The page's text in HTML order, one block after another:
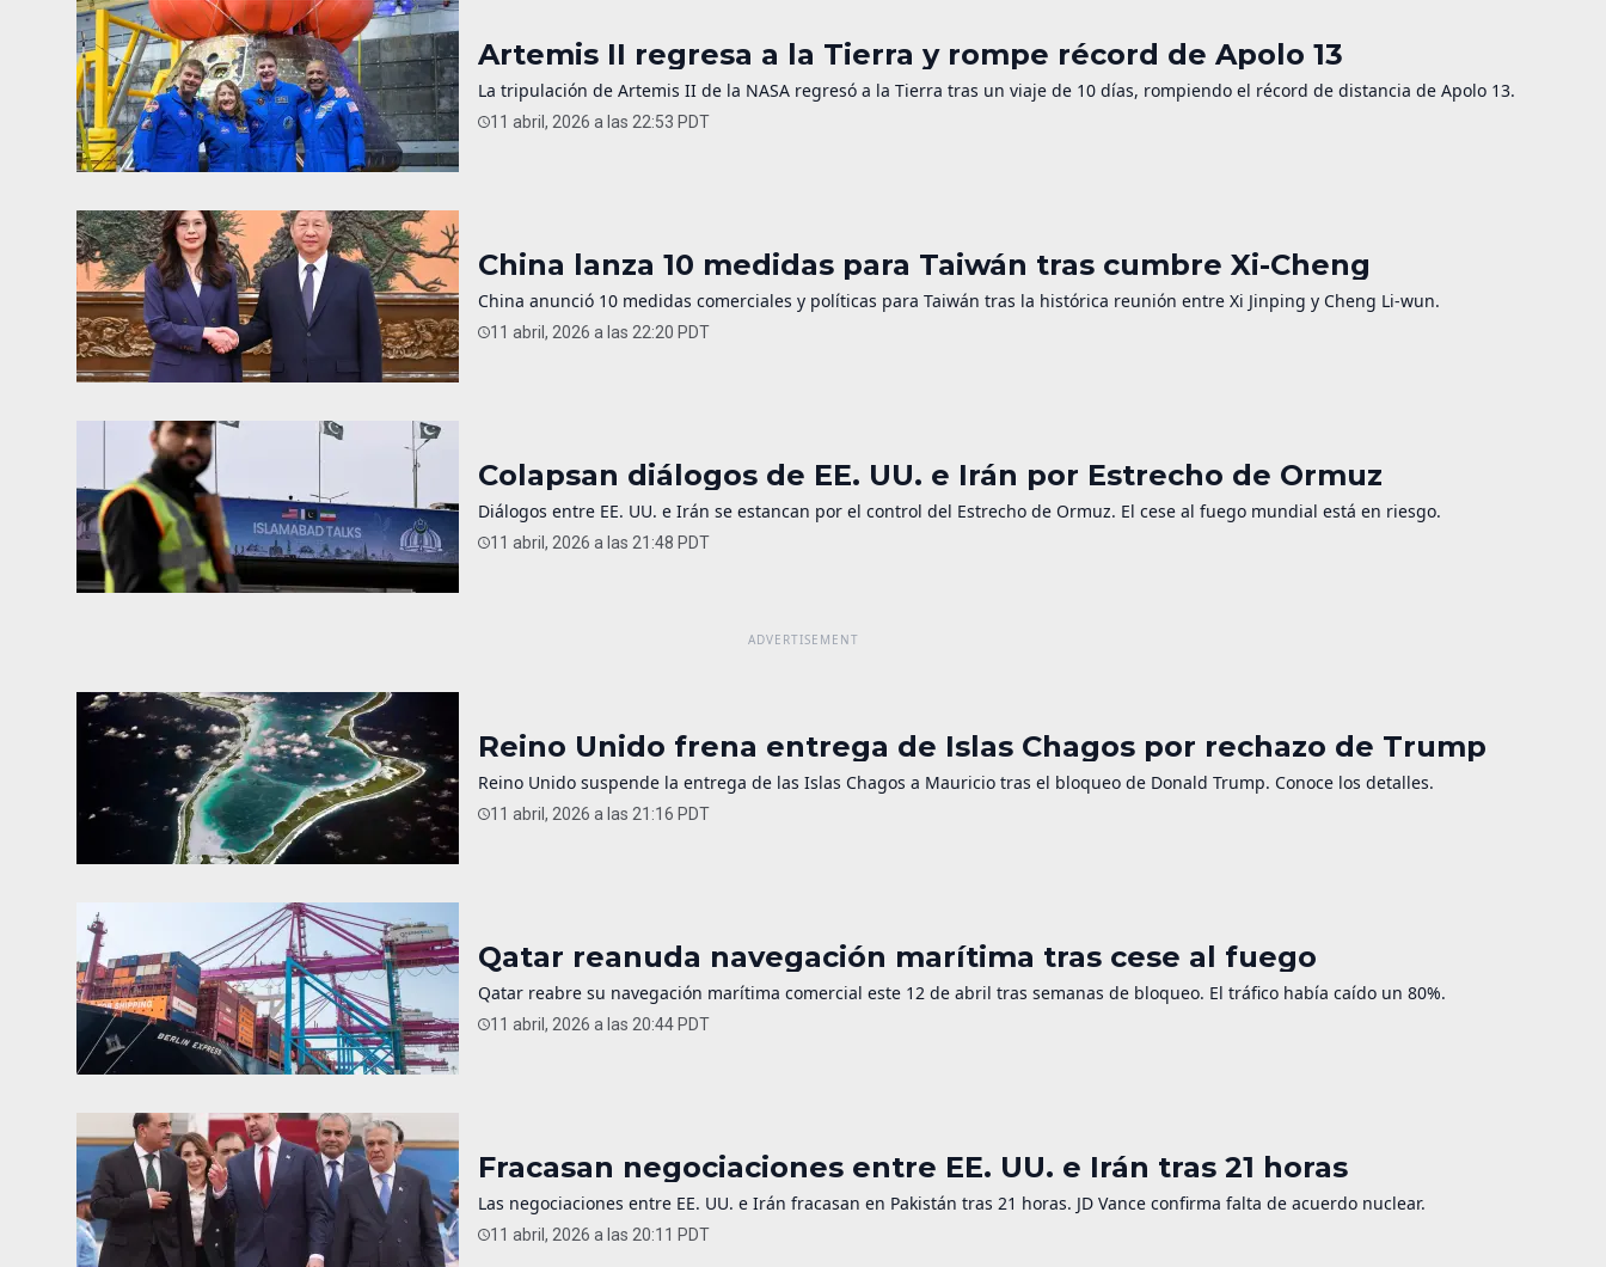
Artemis II regresa a la Tierra y rompe récord de Apolo 13
La tripulación de Artemis II de la NASA regresó a la Tierra tras un viaje de 10 días, rompiendo el récord de distancia de Apolo 13.
11 abril, 2026 a las 22:53 PDT
China lanza 10 medidas para Taiwán tras cumbre Xi-Cheng
China anunció 10 medidas comerciales y políticas para Taiwán tras la histórica reunión entre Xi Jinping y Cheng Li-wun.
11 abril, 2026 a las 22:20 PDT
Colapsan diálogos de EE. UU. e Irán por Estrecho de Ormuz
Diálogos entre EE. UU. e Irán se estancan por el control del Estrecho de Ormuz. El cese al fuego mundial está en riesgo.
11 abril, 2026 a las 21:48 PDT
Reino Unido frena entrega de Islas Chagos por rechazo de Trump
Reino Unido suspende la entrega de las Islas Chagos a Mauricio tras el bloqueo de Donald Trump. Conoce los detalles.
11 abril, 2026 a las 21:16 PDT
Qatar reanuda navegación marítima tras cese al fuego
Qatar reabre su navegación marítima comercial este 12 de abril tras semanas de bloqueo. El tráfico había caído un 80%.
11 abril, 2026 a las 20:44 PDT
Fracasan negociaciones entre EE. UU. e Irán tras 21 horas
Las negociaciones entre EE. UU. e Irán fracasan en Pakistán tras 21 horas. JD Vance confirma falta de acuerdo nuclear.
11 abril, 2026 a las 20:11 PDT